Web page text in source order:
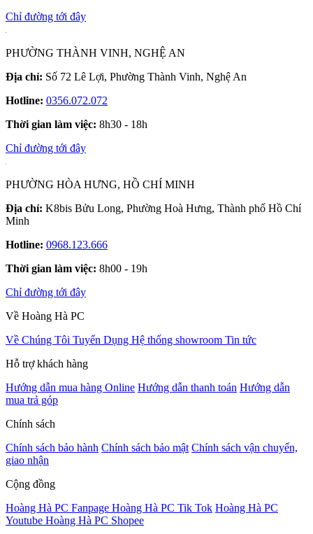
Chỉ đường tới đây
PHƯỜNG THÀNH VINH, NGHỆ AN
Địa chỉ: Số 72 Lê Lợi, Phường Thành Vinh, Nghệ An
Hotline: 0356.072.072
Thời gian làm việc: 8h30 - 18h
Chỉ đường tới đây
PHƯỜNG HÒA HƯNG, HỒ CHÍ MINH
Địa chỉ: K8bis Bửu Long, Phường Hoà Hưng, Thành phố Hồ Chí
Minh
Hotline: 0968.123.666
Thời gian làm việc: 8h00 - 19h
Chỉ đường tới đây
Về Hoàng Hà PC
Về Chúng Tôi Tuyển Dụng Hệ thống showroom Tin tức
Hỗ trợ khách hàng
Hướng dẫn mua hàng Online Hướng dẫn thanh toán Hướng dẫn
mua trả góp
Chính sách
Chính sách bảo hành Chính sách bảo mật Chính sách vận chuyển,
giao nhận
Cộng đồng
Hoàng Hà PC Fanpage Hoàng Hà PC Tik Tok Hoàng Hà PC
Youtube Hoàng Hà PC Shopee